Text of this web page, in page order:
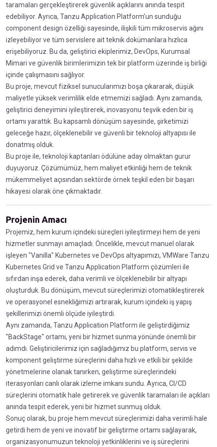
taramaları gerçekleştirerek güvenlik açıklarını anında tespit
edebiliyor. Ayrıca, Tanzu Application Platform’un sunduğu
component design özelliği sayesinde, ilişkili tüm mikroservis ağını
izleyebiliyor ve tüm servislere ait teknik dokümanlara hızlıca
erişebiliyoruz. Bu da, geliştirici ekiplerimiz, DevOps, Kurumsal
Mimari ve güvenlik birimlerimizin tek bir platform üzerinde iş birliği
içinde çalışmasını sağlıyor.
Bu proje, mevcut fiziksel sunucularımızı boşa çıkararak, düşük
maliyetle yüksek verimlilik elde etmemizi sağladı. Aynı zamanda,
geliştirici deneyimini iyileştirerek, inovasyonu teşvik eden bir iş
ortamı yarattık. Bu kapsamlı dönüşüm sayesinde, şirketimizi
geleceğe hazır, ölçeklenebilir ve güvenli bir teknoloji altyapısı ile
donatmış olduk.
Bu proje ile, teknoloji kaptanları ödülüne aday olmaktan gurur
duyuyoruz. Çözümümüz, hem maliyet etkinliği hem de teknik
mükemmeliyet açısından sektörde örnek teşkil eden bir başarı
hikayesi olarak öne çıkmaktadır.
Projenin Amacı
Projemiz, hem kurum içindeki süreçleri iyileştirmeyi hem de yeni
hizmetler sunmayı amaçladı. Öncelikle, mevcut manuel olarak
işleyen "Vanilla" Kubernetes ve DevOps altyapımızı, VMWare Tanzu
Kubernetes Grid ve Tanzu Application Platform çözümleri ile
sıfırdan inşa ederek, daha verimli ve ölçeklenebilir bir altyapı
oluşturduk. Bu dönüşüm, mevcut süreçlerimizi otomatikleştirerek
ve operasyonel esnekliğimizi artırarak, kurum içindeki iş yapış
şekillerimizi önemli ölçüde iyileştirdi.
Aynı zamanda, Tanzu Application Platform ile geliştirdiğimiz
"BackStage" ortamı, yeni bir hizmet sunma yönünde önemli bir
adımdı. Geliştiricilerimiz için sağladığımız bu platform, servis ve
komponent geliştirme süreçlerini daha hızlı ve etkili bir şekilde
yönetmelerine olanak tanırken, geliştirme süreçlerindeki
iterasyonları canlı olarak izleme imkanı sundu. Ayrıca, CI/CD
süreçlerini otomatik hale getirerek ve güvenlik taramaları ile açıkları
anında tespit ederek, yeni bir hizmet sunmuş olduk.
Sonuç olarak, bu proje hem mevcut süreçlerimizi daha verimli hale
getirdi hem de yeni ve inovatif bir geliştirme ortamı sağlayarak,
organizasyonumuzun teknoloji yetkinliklerini ve iş süreçlerini